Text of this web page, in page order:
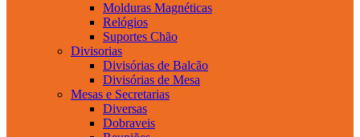
Molduras Magnéticas
Relógios
Suportes Chão
Divisorias
Divisórias de Balcão
Divisórias de Mesa
Mesas e Secretarias
Diversas
Dobraveis